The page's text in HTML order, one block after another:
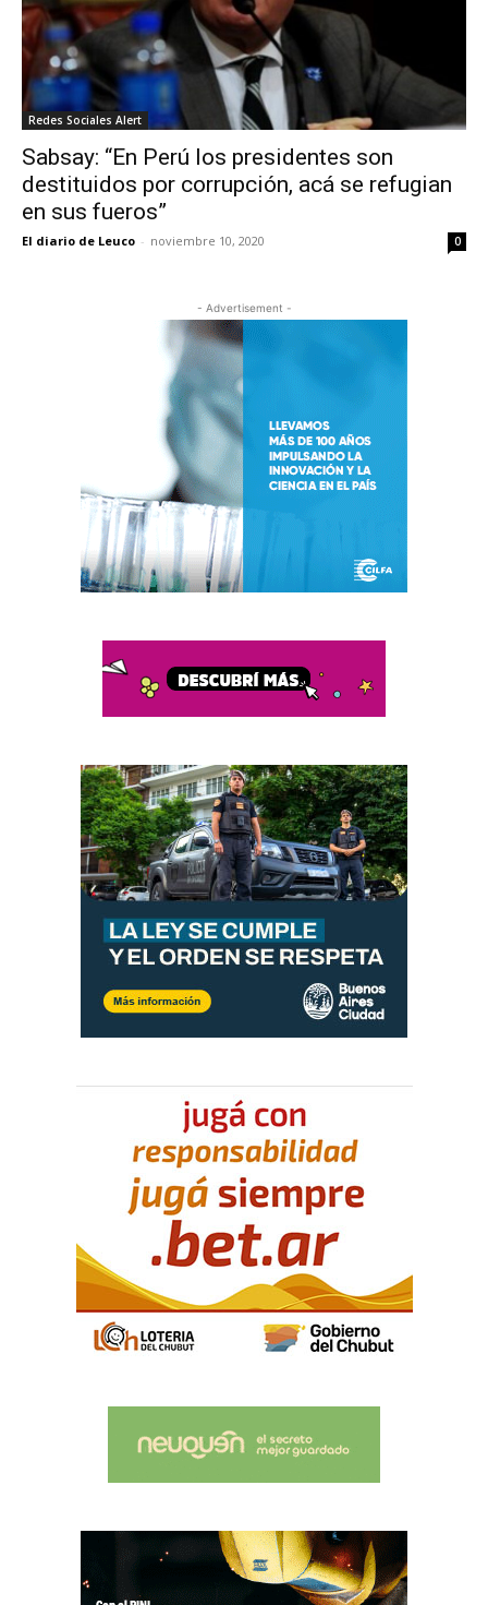
Redes Sociales Alert
Sabsay: “En Perú los presidentes son
destituidos por corrupción, acá se refugian
en sus fueros”
El diario de Leuco - noviembre 10, 2020 0
- Advertisement -